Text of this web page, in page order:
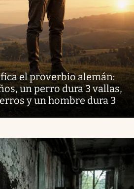
el proverbio alemán:
un perro dura 3 vallas,
y un hombre dura 3